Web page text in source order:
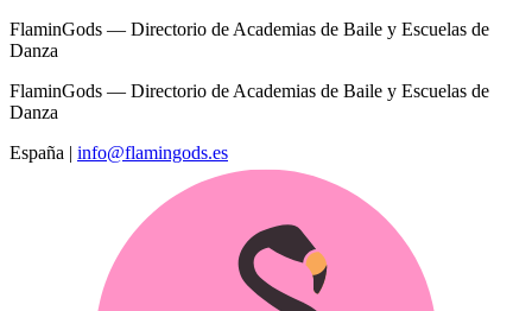
FlaminGods — Directorio de Academias de Baile y Escuelas de
Danza
FlaminGods — Directorio de Academias de Baile y Escuelas de
Danza
España | info@flamingods.es